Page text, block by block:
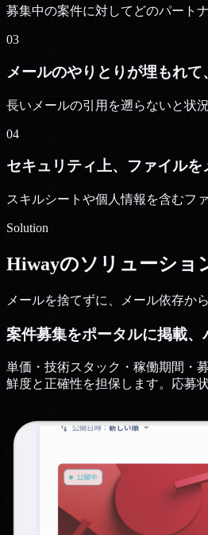
募集中の案件に対してどのパート
03
メールのやりとりが埋もれ
長いメールの引用を遡らないと状
04
セキュリティ上、ファイル
スキルシートや個人情報を含むフ
Solution
Hiwayのソリューショ
メールを捨てずに、メール依存か
案件募集をポータルに掲載
単価・技術スタック・稼働期間・
鮮度と正確性を担保します。応募